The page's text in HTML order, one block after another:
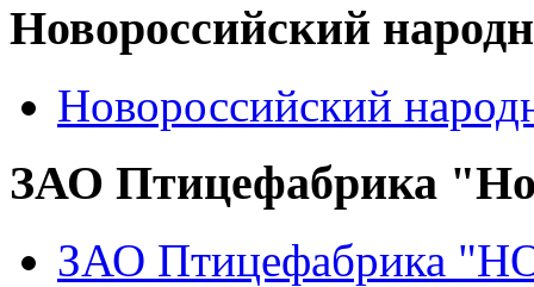
Новороссийский
Новороссийский
ЗАО Птицефабрика
ЗАО Птицефабрика